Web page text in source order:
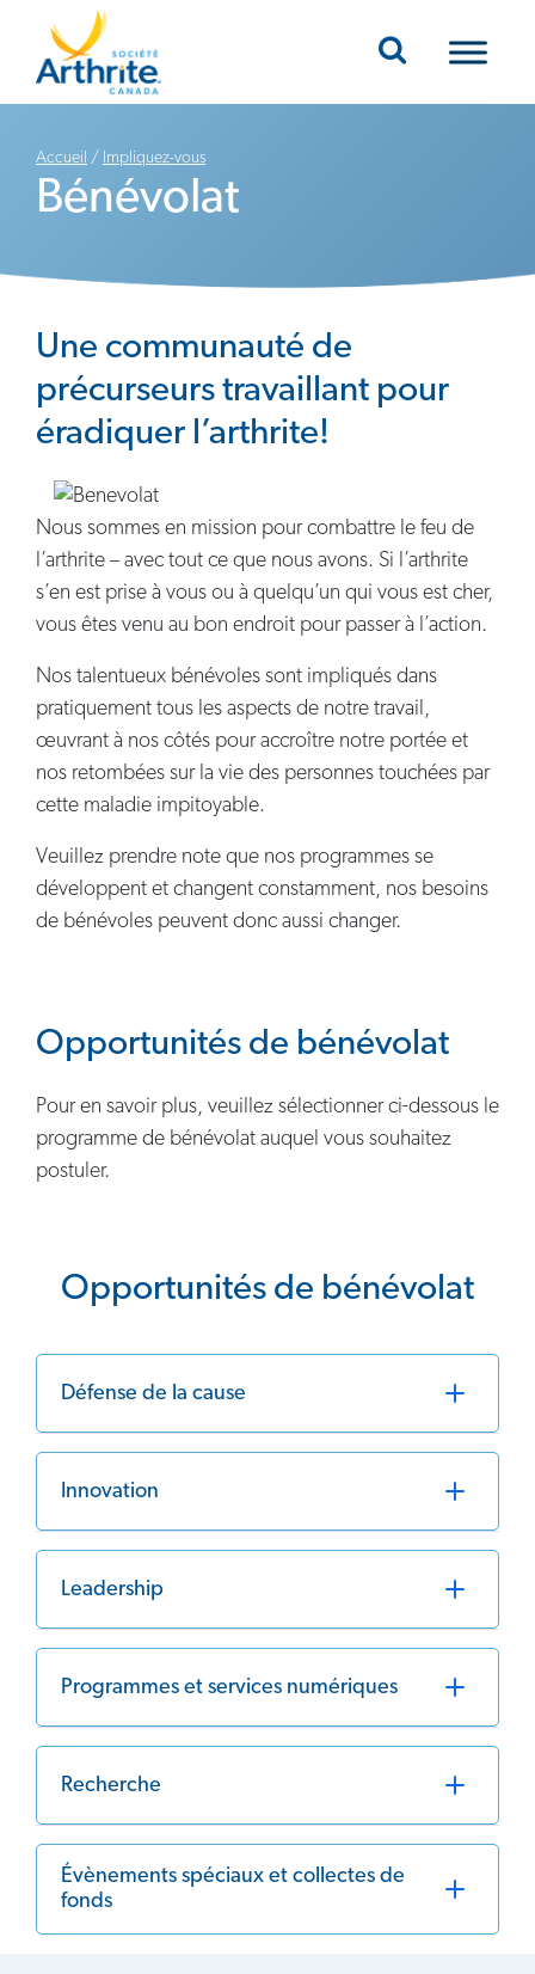
Mobile Navigation
Accueil / Impliquez-vous
Bénévolat
Une communauté de
précurseurs travaillant pour
éradiquer l’arthrite!
Nous sommes en mission pour combattre le feu de
l’arthrite – avec tout ce que nous avons. Si l’arthrite
s’en est prise à vous ou à quelqu’un qui vous est cher,
vous êtes venu au bon endroit pour passer à l’action.
Nos talentueux bénévoles sont impliqués dans
pratiquement tous les aspects de notre travail,
œuvrant à nos côtés pour accroître notre portée et
nos retombées sur la vie des personnes touchées par
cette maladie impitoyable.
Veuillez prendre note que nos programmes se
développent et changent constamment, nos besoins
de bénévoles peuvent donc aussi changer.
Opportunités de bénévolat
Pour en savoir plus, veuillez sélectionner ci-dessous le
programme de bénévolat auquel vous souhaitez
postuler.
Opportunités de bénévolat
Défense de la cause
Innovation
Leadership
Programmes et services numériques
Recherche
Évènements spéciaux et collectes de
fonds